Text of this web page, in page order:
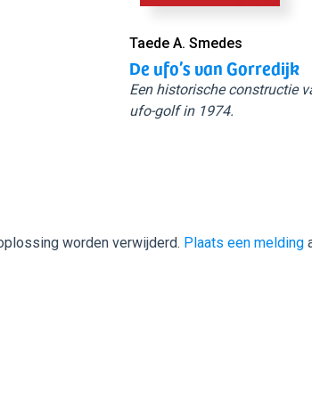
Taede A. Smedes
De ufo’s van Gorredijk
Een historische constructie
ufo-golf in 1974.
worden verwijderd. Plaats een melding